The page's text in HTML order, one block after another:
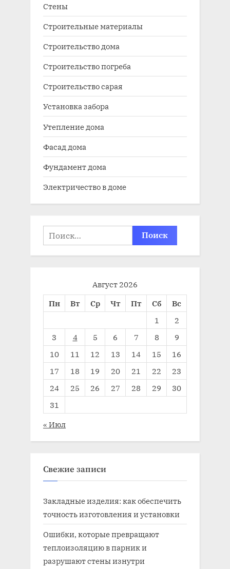
Стены
Строительные материалы
Строительство дома
Строительство погреба
Строительство сарая
Установка забора
Утепление дома
Фасад дома
Фундамент дома
Электричество в доме
Найти:
Август 2026
Пн
Вт Ср Чт Пт Сб
Вс
1
2
3
4 5 6 7 8
9
10
11 12 13 14 15
16
17
18 19 20 21 22
23
24
25 26 27 28 29
30
31
« Июл
Свежие записи
Закладные изделия: как обеспечить
точность изготовления и установки
Ошибки, которые превращают
теплоизоляцию в парник и
разрушают стены изнутри